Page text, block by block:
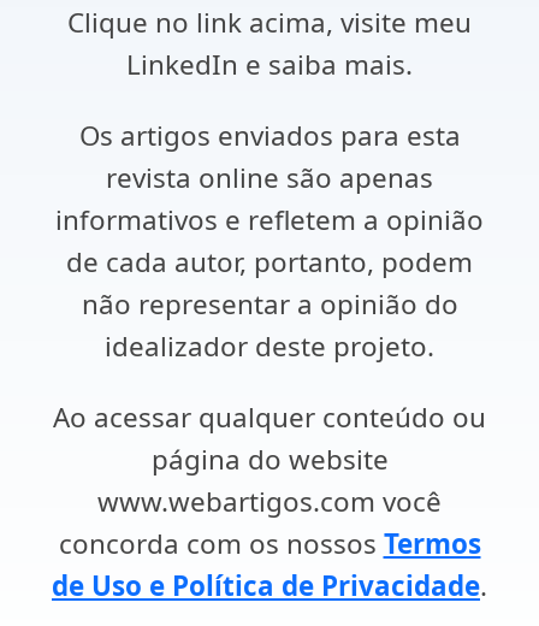
Clique no link acima, visite meu
LinkedIn e saiba mais.
Os artigos enviados para esta
revista online são apenas
informativos e refletem a opinião
de cada autor, portanto, podem
não representar a opinião do
idealizador deste projeto.
Ao acessar qualquer conteúdo ou
página do website
www.webartigos.com você
concorda com os nossos Termos
de Uso e Política de Privacidade.